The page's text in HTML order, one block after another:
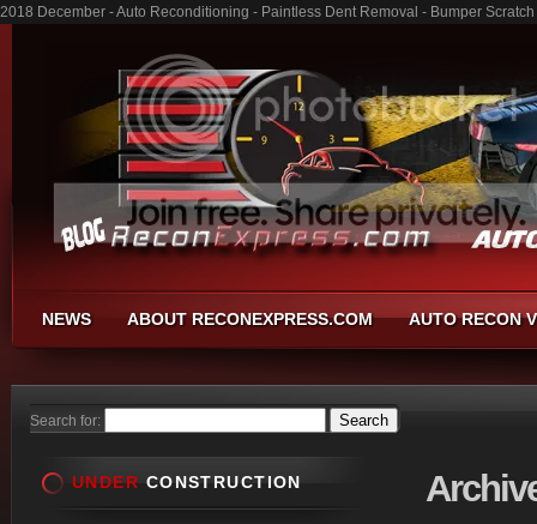
2018 December - Auto Reconditioning - Paintless Dent Removal - Bumper
NEWS ABOUT RECONEXPRESS.COM AUTO RECON
Search for:
UNDER CONSTRUCTION